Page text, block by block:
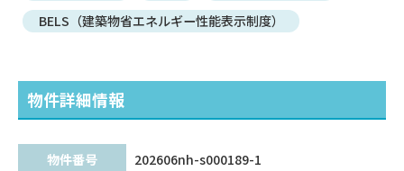
BELS（建築物省エネルギー性能表示制度）
物件詳細情報
物件番号
202606nh-s000189-1